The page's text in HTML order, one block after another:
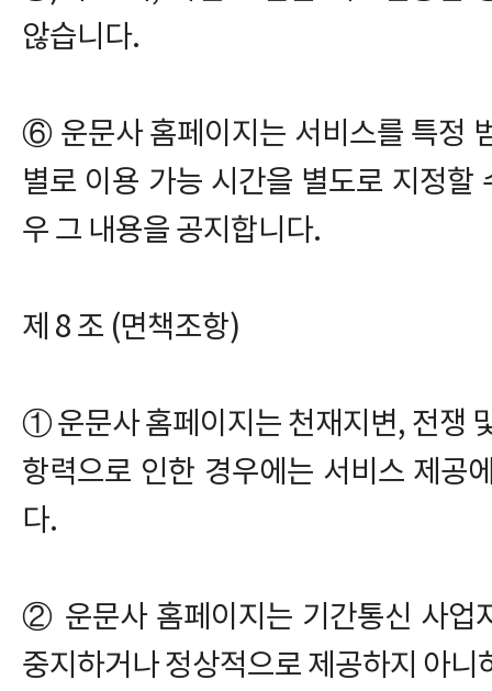
않습니다.
⑥ 운문사 홈페이지는 서비스를 특정
별로 이용 가능 시간을 별도로 지정할
우 그 내용을 공지합니다.
제 8 조 (면책조항)
① 운문사 홈페이지는 천재지변, 전쟁
항력으로 인한 경우에는 서비스 제공
다.
② 운문사 홈페이지는 기간통신 사업
중지하거나 정상적으로 제공하지 아니